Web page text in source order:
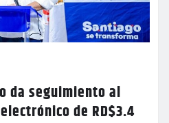
da seguimiento al
de RD$3.4